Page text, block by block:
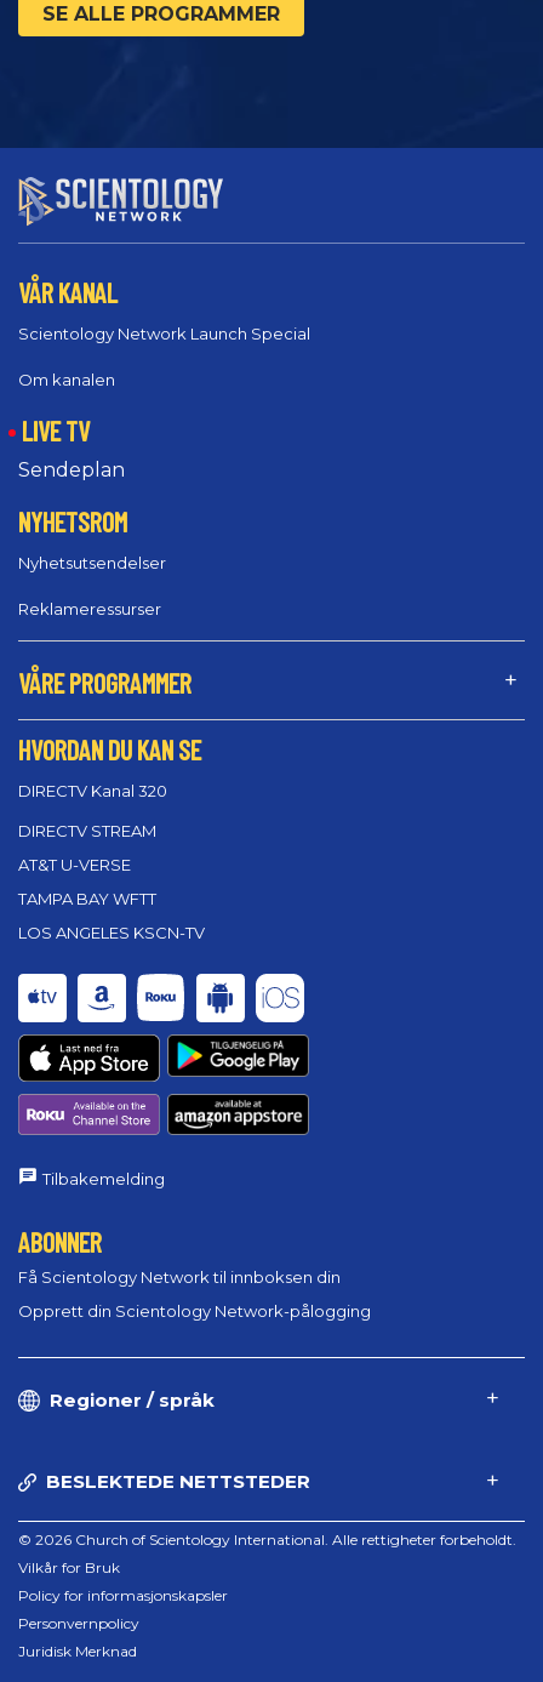
SE ALLE PROGRAMMER
VÅR KANAL
Scientology Network Launch Special
Om kanalen
LIVE TV
Sendeplan
NYHETSROM
Nyhetsutsendelser
Reklameressurser
VÅRE PROGRAMMER
HVORDAN DU KAN SE
DIRECTV Kanal 320
DIRECTV STREAM
AT&T U-VERSE
TAMPA BAY WFTT
LOS ANGELES KSCN-TV
Tilbakemelding
ABONNER
Få Scientology Network til innboksen din
Opprett din Scientology Network-pålogging
Regioner / språk
BESLEKTEDE NETTSTEDER
© 2026 Church of Scientology International. Alle rettigheter forbeholdt.
Vilkår for Bruk
Policy for informasjonskapsler
Personvernpolicy
Juridisk Merknad